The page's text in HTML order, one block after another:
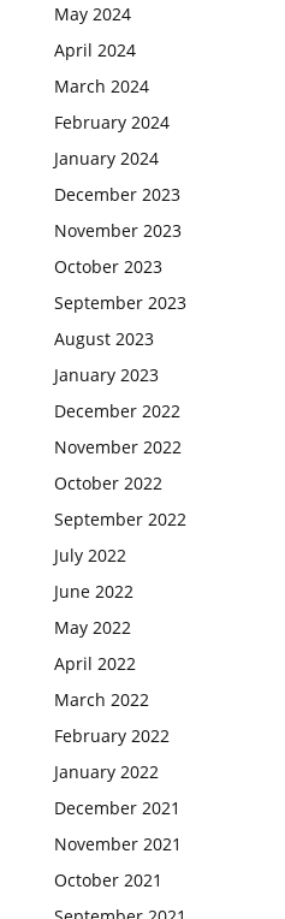
May 2024
April 2024
March 2024
February 2024
January 2024
December 2023
November 2023
October 2023
September 2023
August 2023
January 2023
December 2022
November 2022
October 2022
September 2022
July 2022
June 2022
May 2022
April 2022
March 2022
February 2022
January 2022
December 2021
November 2021
October 2021